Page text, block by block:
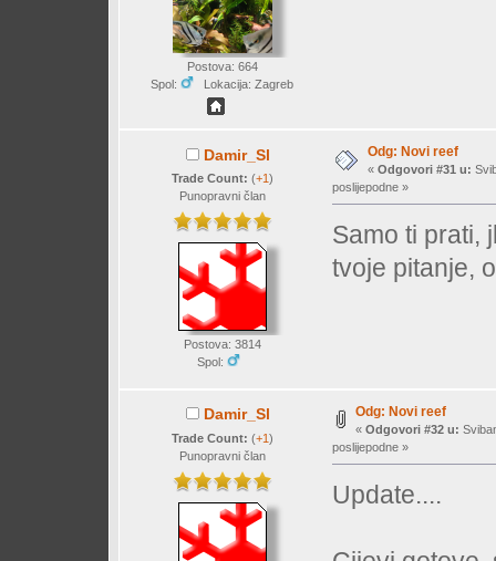
Postova: 664
Spol:
Lokacija: Zagreb
Damir_Sl
Trade Count: (+1 )
Punopravni član
Postova: 3814
Spol:
Odg: Novi reef
« Odgovori #31 u:
poslijepodne »
Samo ti prati,
tvoje pitanje,
Damir_Sl
Trade Count: (+1 )
Punopravni član
Odg: Novi reef
« Odgovori #32 u:
poslijepodne »
Update....